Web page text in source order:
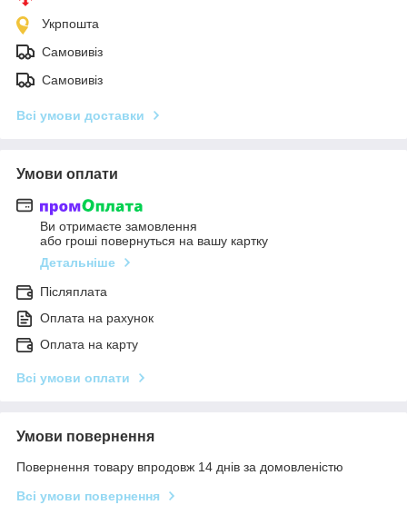
Укрпошта
Самовивіз
Самовивіз
Всі умови доставки
Умови оплати
Ви отримаєте замовлення
або гроші повернуться на вашу картку
Детальніше
Післяплата
Оплата на рахунок
Оплата на карту
Всі умови оплати
Умови повернення
Повернення товару впродовж 14 днів за домовленістю
Всі умови повернення